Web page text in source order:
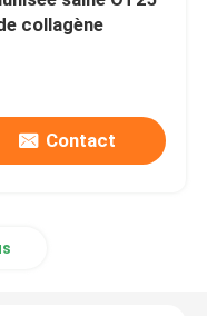
collagène
Contact